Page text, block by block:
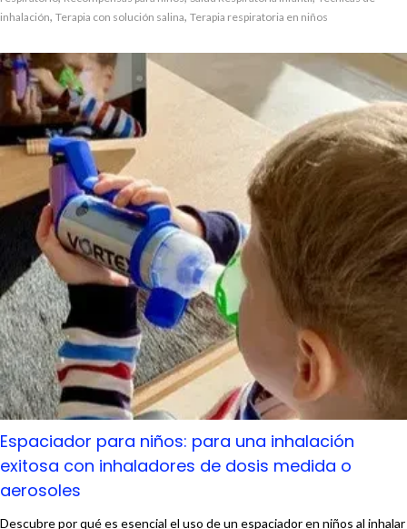
inhalación, Terapia con solución salina, Terapia respiratoria en niños
Espaciador para niños: para una inhalación
exitosa con inhaladores de dosis medida o
aerosoles
Descubre por qué es esencial el uso de un espaciador en niños al inhalar